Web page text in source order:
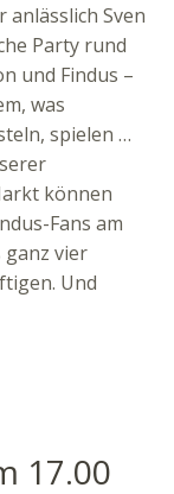
anlässlich Sven
Party rund
und Findus –
was
spielen …
können
Fans am
ganz vier
Und
17.00